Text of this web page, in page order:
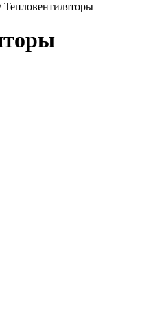
Тепловентиляторы